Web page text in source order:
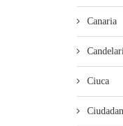
Canaria
Ciuca